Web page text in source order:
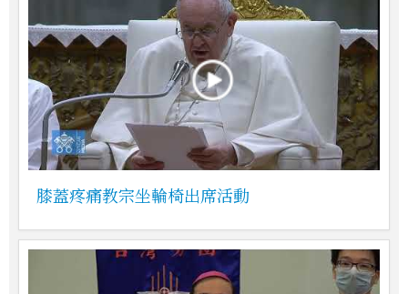
膝蓋疼痛教宗坐輪椅出席活動